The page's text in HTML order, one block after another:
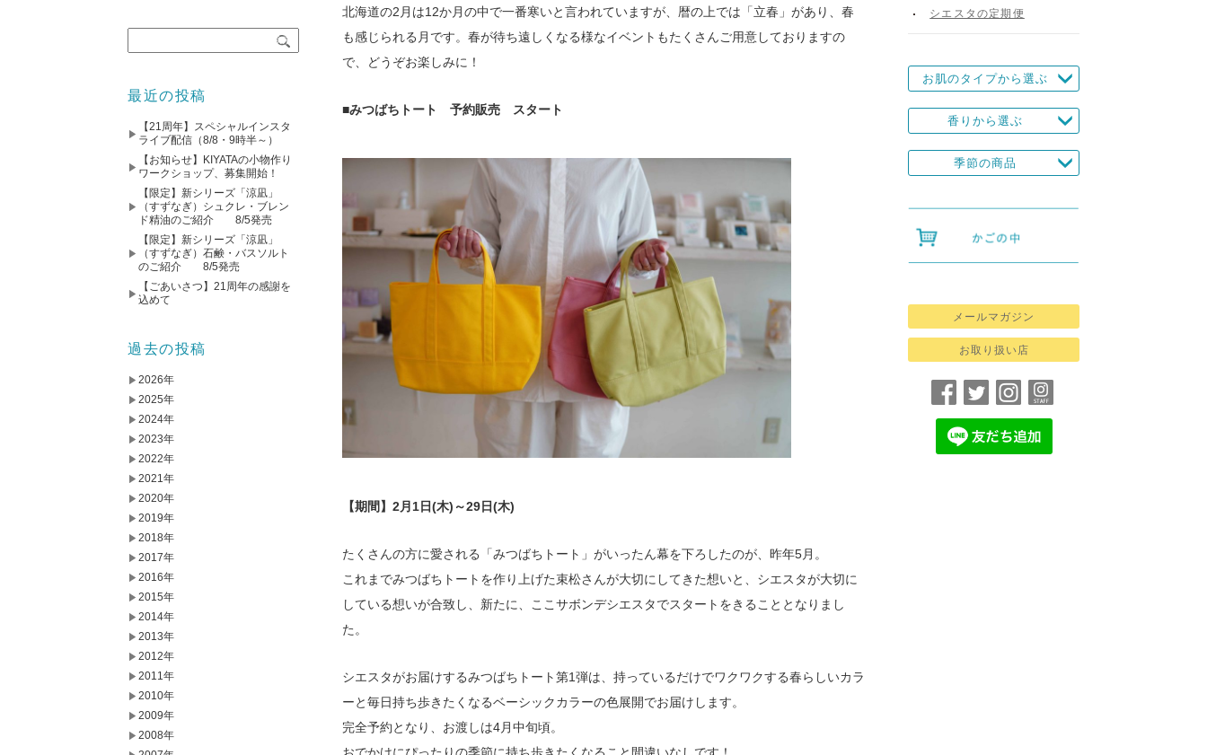
北海道の2月は12か月の中で一番寒いと言われていますが、暦の上では「立春」があり、春
も感じられる月です。春が待ち遠しくなる様なイベントもたくさんご用意しておりますの
で、どうぞお楽しみに！
■みつばちトート 予約販売 スタート
【期間】2月1日(木)～29日(木)
たくさんの方に愛される「みつばちトート」がいったん幕を下ろしたのが、昨年5月。
これまでみつばちトートを作り上げた束松さんが大切にしてきた想いと、シエスタが大切に
している想いが合致し、新たに、ここサボンデシエスタでスタートをきることとなりまし
た。
シエスタがお届けするみつばちトート第1弾は、持っているだけでワクワクする春らしいカラ
ーと毎日持ち歩きたくなるベーシックカラーの色展開でお届けします。
完全予約となり、お渡しは4月中旬頃。
最近の投稿
【21周年】スペシャルインスタ
ライブ配信（8/8・9時半～）
【お知らせ】KIYATAの小物作り
ワークショップ、募集開始！
【限定】新シリーズ「涼凪」
（すずなぎ）シュクレ・ブレン
ド精油のご紹介 8/5発売
【限定】新シリーズ「涼凪」
（すずなぎ）石鹸・バスソルト
のご紹介 8/5発売
【ごあいさつ】21周年の感謝を
込めて
過去の投稿
2026年
2025年
2024年
2023年
2022年
2021年
2020年
2019年
2018年
2017年
2016年
2015年
2014年
2013年
2012年
2011年
2010年
2009年
2008年
シエスタの定期便
お肌のタイプから選ぶ
香りから選ぶ
季節の商品
メールマガジン
お取り扱い店